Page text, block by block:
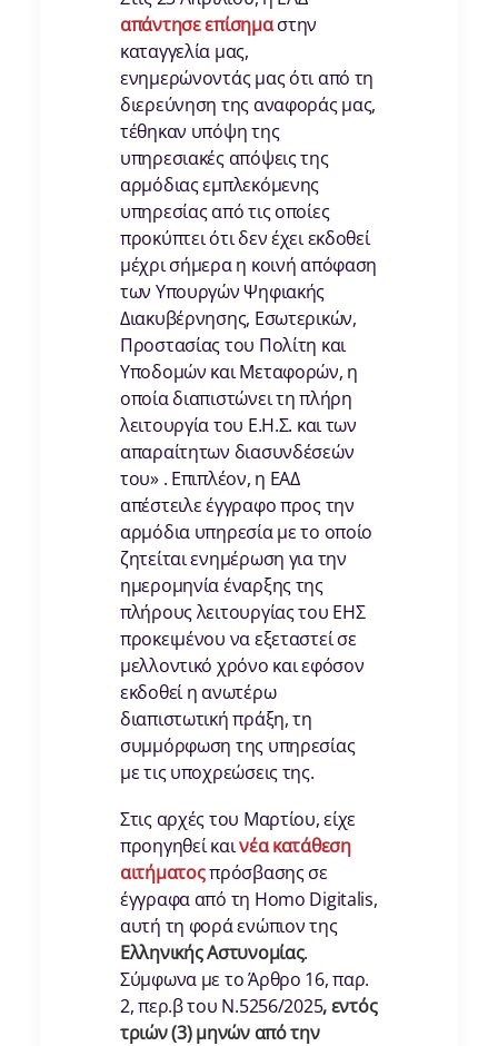
απάντησε επίσημαστην
καταγγελία μας,
ενημερώνοντάς μας ότι από τη
διερεύνηση της αναφοράς μας,
τέθηκαν υπόψη της
υπηρεσιακές απόψεις της
αρμόδιας εμπλεκόμενης
υπηρεσίας από τις οποίες
προκύπτει ότι δεν έχει εκδοθεί
μέχρι σήμερα η κοινή απόφαση
των Υπουργών Ψηφιακής
Διακυβέρνησης, Εσωτερικών,
Προστασίας του Πολίτη και
Υποδομών και Μεταφορών, η
οποία διαπιστώνει τη πλήρη
λειτουργία του Ε.Η.Σ. και των
απαραίτητων διασυνδέσεών
του» . Επιπλέον, η ΕΑΔ
απέστειλε έγγραφο προς την
αρμόδια υπηρεσία με το οποίο
ζητείται ενημέρωση για την
ημερομηνία έναρξης της
πλήρους λειτουργίας του ΕΗΣ
προκειμένου να εξεταστεί σε
μελλοντικό χρόνο και εφόσον
εκδοθεί η ανωτέρω
διαπιστωτική πράξη, τη
συμμόρφωση της υπηρεσίας
με τις υποχρεώσεις της.
Στις αρχές του Μαρτίου, είχε
προηγηθεί καινέα κατάθεση
αιτήματοςπρόσβασης σε
έγγραφα από τη Homo Digitalis,
αυτή τη φορά ενώπιον της
Ελληνικής Αστυνομίας.
Σύμφωνα με το Άρθρο 16, παρ.
2, περ.β του Ν.5256/2025, εντός
τριών (3) μηνών από την